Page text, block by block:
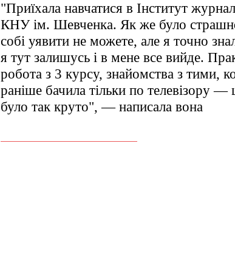
"Приїхала навчатися в Інститут
КНУ ім. Шевченка. Як же було
собі уявити не можете, але я точно
я тут залишусь і в мене все вийде.
робота з 3 курсу, знайомства з тими,
раніше бачила тільки по телевізору —
було так круто", — написала вона